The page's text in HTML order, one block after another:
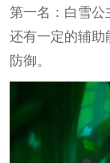
第一名：白雪公
还有一定的辅助
防御。